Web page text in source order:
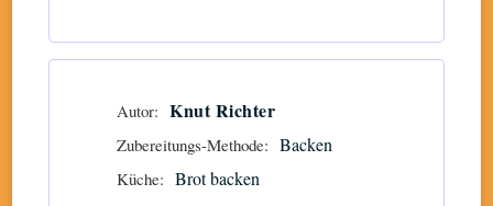
Autor: Knut Richter
Zubereitungs-Methode: Backen
Küche: Brot backen